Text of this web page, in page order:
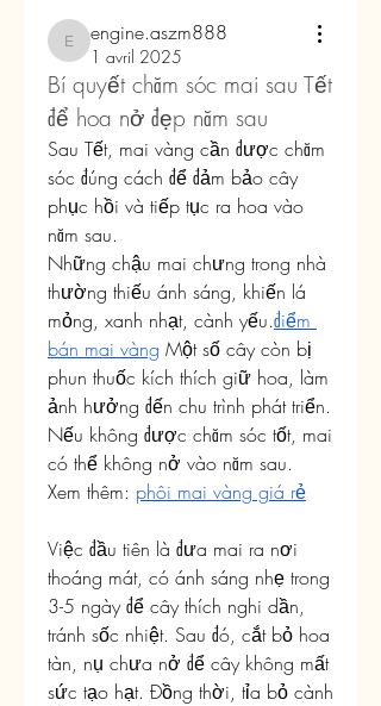
engine.aszm888
engine.aszm888
1 avril 2025
Bí quyết chăm sóc mai sau Tết
để hoa nở đẹp năm sau
Sau Tết, mai vàng cần được chăm
sóc đúng cách để đảm bảo cây
phục hồi và tiếp tục ra hoa vào
năm sau.
Những chậu mai chưng trong nhà
thường thiếu ánh sáng, khiến lá
mỏng, xanh nhạt, cành yếu.điểm
bán mai vàng Một số cây còn bị
phun thuốc kích thích giữ hoa, làm
ảnh hưởng đến chu trình phát triển.
Nếu không được chăm sóc tốt, mai
có thể không nở vào năm sau.
Xem thêm: phôi mai vàng giá rẻ
Việc đầu tiên là đưa mai ra nơi
thoáng mát, có ánh sáng nhẹ trong
3-5 ngày để cây thích nghi dần,
tránh sốc nhiệt. Sau đó, cắt bỏ hoa
tàn, nụ chưa nở để cây không mất
sức tạo hạt. Đồng thời, tỉa bỏ cành